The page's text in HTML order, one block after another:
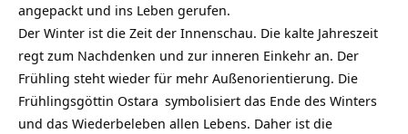
angepackt und ins Leben gerufen.
Der Winter ist die Zeit der Innenschau. Die kalte Jahreszeit
regt zum Nachdenken und zur inneren Einkehr an. Der
Frühling steht wieder für mehr Außenorientierung. Die
Frühlingsgöttin Ostara symbolisiert das Ende des Winters
und das Wiederbeleben allen Lebens. Daher ist die